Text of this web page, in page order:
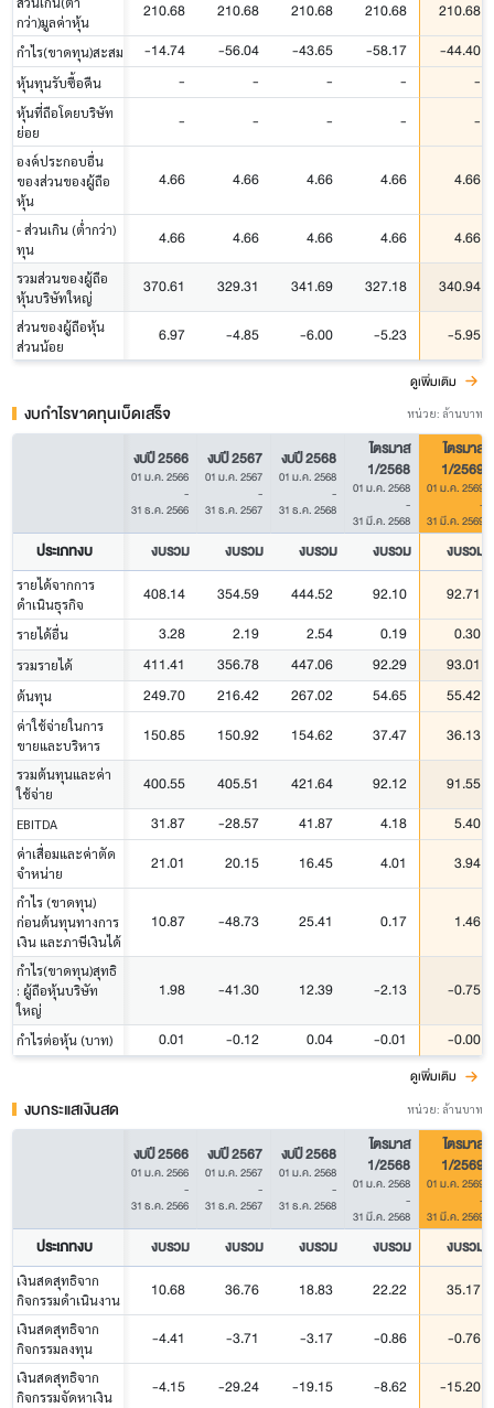
กว่า)มูลค่าหุ้น
210.68 210.68 210.68 210.68 210.68
กำไร(ขาดทุน)สะสม -14.74 -56.04 -43.65 -58.17 -44.40
หุ้นทุนรับซื้อคืน - - - - -
หุ้นที่ถือโดยบริษัท
ย่อย
- - - - -
องค์ประกอบอื่น
ของส่วนของผู้ถือ
หุ้น
4.66 4.66 4.66 4.66 4.66
- ส่วนเกิน (ต่ำกว่า)
ทุน
4.66 4.66 4.66 4.66 4.66
รวมส่วนของผู้ถือ
หุ้นบริษัทใหญ่
370.61 329.31 341.69 327.18 340.94
ส่วนของผู้ถือหุ้น
ส่วนน้อย
6.97 -4.85 -6.00 -5.23 -5.95
ดูเพิ่มเติม
งบกำไรขาดทุนเบ็ดเสร็จ หน่วย: ล้านบาท
งบปี 2566
01 ม.ค. 2566
-
31 ธ.ค. 2566
งบปี 2567
01 ม.ค. 2567
-
31 ธ.ค. 2567
งบปี 2568
01 ม.ค. 2568
-
31 ธ.ค. 2568
ไตรมาส
1/2568
01 ม.ค. 2568
-
31 มี.ค. 2568
ไตรมาส
1/2569
01 ม.ค. 2569
-
31 มี.ค. 2569
ประเภทงบ งบรวม งบรวม งบรวม งบรวม งบรวม
รายได้จากการ
ดำเนินธุรกิจ
408.14 354.59 444.52 92.10 92.71
รายได้อื่น 3.28 2.19 2.54 0.19 0.30
รวมรายได้ 411.41 356.78 447.06 92.29 93.01
ต้นทุน 249.70 216.42 267.02 54.65 55.42
ค่าใช้จ่ายในการ
ขายและบริหาร
150.85 150.92 154.62 37.47 36.13
รวมต้นทุนและค่า
ใช้จ่าย
400.55 405.51 421.64 92.12 91.55
EBITDA 31.87 -28.57 41.87 4.18 5.40
ค่าเสื่อมและค่าตัด
จำหน่าย
21.01 20.15 16.45 4.01 3.94
กำไร (ขาดทุน)
ก่อนต้นทุนทางการ
เงิน และภาษีเงินได้
10.87 -48.73 25.41 0.17 1.46
กำไร(ขาดทุน)สุทธิ
: ผู้ถือหุ้นบริษัท
ใหญ่
1.98 -41.30 12.39 -2.13 -0.75
กำไรต่อหุ้น (บาท) 0.01 -0.12 0.04 -0.01 -0.00
ดูเพิ่มเติม
งบกระแสเงินสด หน่วย: ล้านบาท
งบปี 2566
01 ม.ค. 2566
-
31 ธ.ค. 2566
งบปี 2567
01 ม.ค. 2567
-
31 ธ.ค. 2567
งบปี 2568
01 ม.ค. 2568
-
31 ธ.ค. 2568
ไตรมาส
1/2568
01 ม.ค. 2568
-
31 มี.ค. 2568
ไตรมาส
1/2569
01 ม.ค. 2569
-
31 มี.ค. 2569
ประเภทงบ งบรวม งบรวม งบรวม งบรวม งบรวม
เงินสดสุทธิจาก
กิจกรรมดำเนินงาน
10.68 36.76 18.83 22.22 35.17
เงินสดสุทธิจาก
กิจกรรมลงทุน
-4.41 -3.71 -3.17 -0.86 -0.76
เงินสดสุทธิจาก
กิจกรรมจัดหาเงิน
-4.15 -29.24 -19.15 -8.62 -15.20